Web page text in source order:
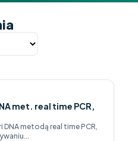
met. real time PCR,
metodą real time PCR,